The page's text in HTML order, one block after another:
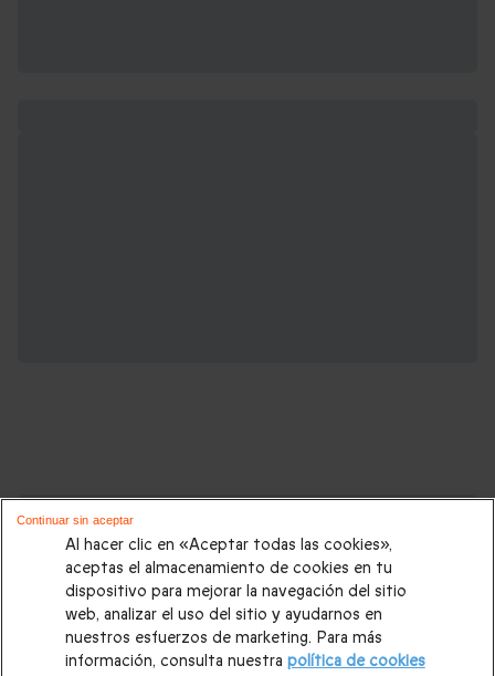
Cajas regalo que podrían interesarte:
Regalos Navidad |Regalos para hombre Navidad|
para mujer Navidad|Regalos de Reyes|Regalos de boda
Regalos de cumpleaños| Regalos para mujer|Regalos para
hombre|Paradores de Turismo|Casas rurales|Entradas
Al hacer clic en «Aceptar todas las cookies»,
aceptas el almacenamiento de cookies en tu
dispositivo para mejorar la navegación del sitio
web, analizar el uso del sitio y ayudarnos en
nuestros esfuerzos de marketing. Para más
información, consulta nuestra política de cookies
Continuar sin aceptar